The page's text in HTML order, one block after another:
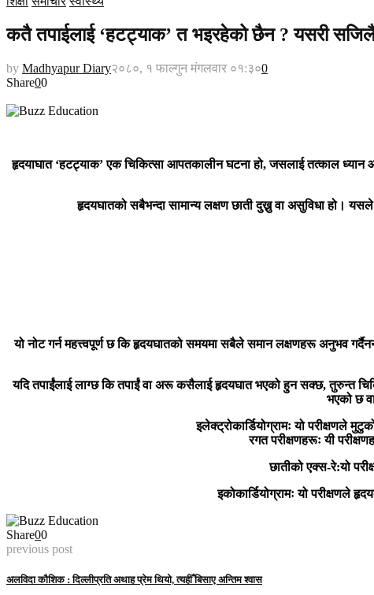
कतै तपाईलाई ‘हटट्याक’ त भइरहेको छैन ? यसरी
by Madhyapur Diary२०८०, १ फाल्गुन मंगलवार ०१:३०0
Share00
हृदयाघात ‘हटट्याक’ एक चिकित्सा आपतकालीन घटना हो, जसलाई तत्काल ध्यान
हृदयघातको सबैभन्दा सामान्य लक्षण छाती दुख्नु वा असुविधा हो।
यो नोट गर्न महत्त्वपूर्ण छ कि हृदयघातको समयमा सबैले समान लक्षणहरू अनुभव
यदि तपाईंलाई लाग्छ कि तपाईं वा अरू कसैलाई हृदयघात भएको हुन सक्छ, तुरुन्त
भएको छ
इलेक्ट्रोकार्डियोग्रामः यो परीक्षणले
रगत परीक्षणहरूः यी
छातीको एक्स-रे:यो
इकोकार्डियोग्रामः यो परीक्षणले
Share00
previous post
अलविदा कौशिक : दिल्लीप्रति अथाह प्रेम थियो, त्यहीँ बिसाए अन्तिम श्वास